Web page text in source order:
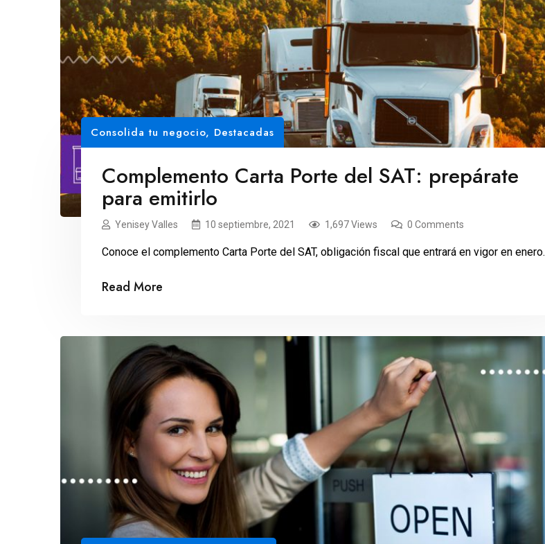
Consolida tu negocio, Destacadas
Complemento Carta Porte del SAT: prepárate
para emitirlo
Yenisey Valles 10 septiembre, 2021 1,697 Views 0 Comments
Conoce el complemento Carta Porte del SAT, obligación fiscal que entrará en vigor en enero.
Read More